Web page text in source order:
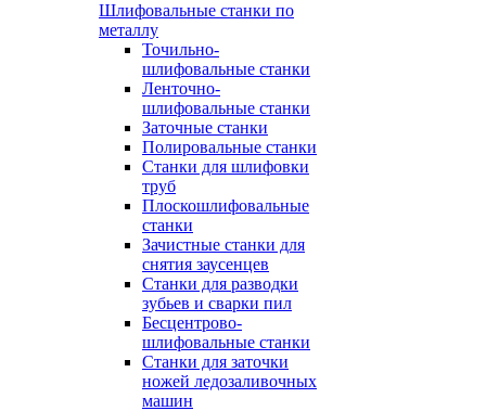
Шлифовальные станки по
металлу
Точильно-
шлифовальные станки
Ленточно-
шлифовальные станки
Заточные станки
Полировальные станки
Станки для шлифовки
труб
Плоскошлифовальные
станки
Зачистные станки для
снятия заусенцев
Станки для разводки
зубьев и сварки пил
Бесцентрово-
шлифовальные станки
Станки для заточки
ножей ледозаливочных
машин